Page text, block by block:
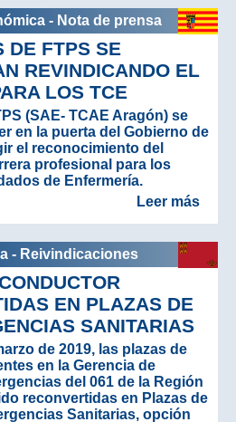
- Nota de prensa
DE FTPS SE
REVINDICANDO EL
LOS TCE
(SAE- TCAE Aragón) se
en la puerta del Gobierno de
el reconocimiento del
profesional para los
de Enfermería.
Leer más
- Reivindicaciones
EN PLAZAS DE
SANITARIAS
de 2019, las plazas de
en la Gerencia de
del 061 de la Región
reconvertidas en Plazas de
Sanitarias, opción